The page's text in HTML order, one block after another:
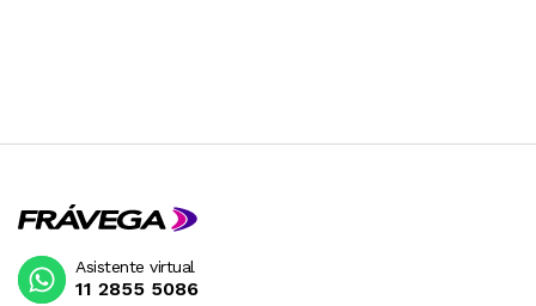
Asistente virtual
11 2855 5086